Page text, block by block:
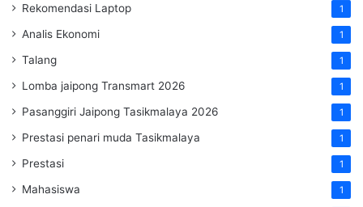
Rekomendasi Laptop 1
Analis Ekonomi 1
Talang 1
Lomba jaipong Transmart 2026 1
Pasanggiri Jaipong Tasikmalaya 2026 1
Prestasi penari muda Tasikmalaya 1
Prestasi 1
Mahasiswa 1